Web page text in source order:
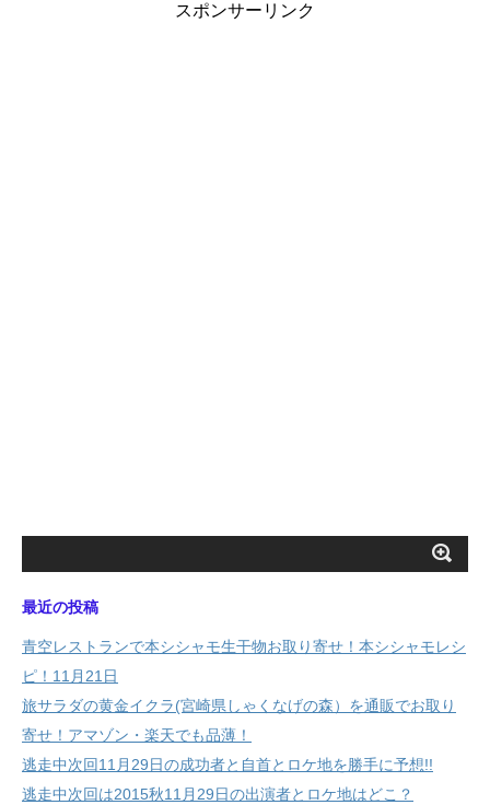
スポンサーリンク
最近の投稿
青空レストランで本シシャモ生干物お取り寄せ！本シシャモレシ
ピ！11月21日
旅サラダの黄金イクラ(宮崎県しゃくなげの森）を通販でお取り
寄せ！アマゾン・楽天でも品薄！
逃走中次回11月29日の成功者と自首とロケ地を勝手に予想!!
逃走中次回は2015秋11月29日の出演者とロケ地はどこ？